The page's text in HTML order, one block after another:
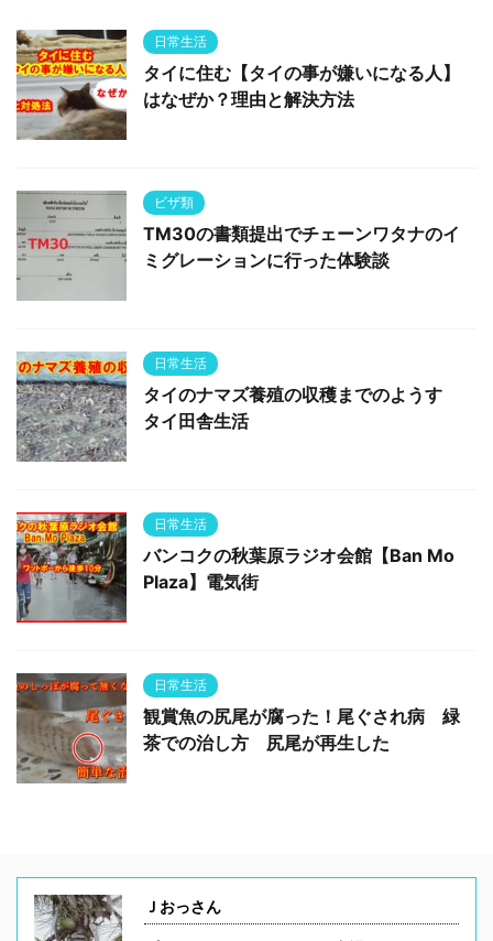
日常生活
タイに住む【タイの事が嫌いになる人】
はなぜか？理由と解決方法
ビザ類
TM30の書類提出でチェーンワタナのイ
ミグレーションに行った体験談
日常生活
タイのナマズ養殖の収穫までのようす
タイ田舎生活
日常生活
バンコクの秋葉原ラジオ会館【Ban Mo
Plaza】電気街
日常生活
観賞魚の尻尾が腐った！尾ぐされ病 緑
茶での治し方 尻尾が再生した
Ｊおっさん